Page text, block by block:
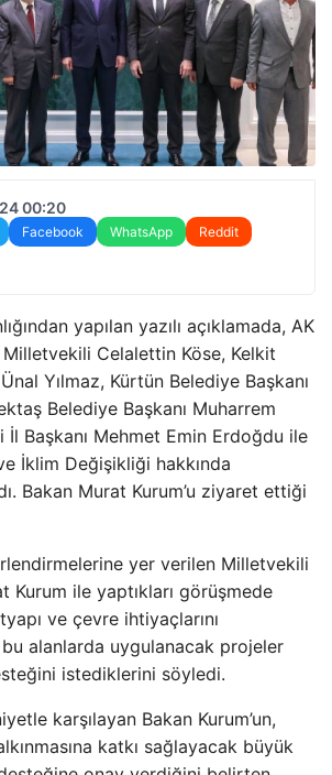
00:20
Facebook WhatsApp
Reddit
yapılan yazılı açıklamada, AK
Celalettin Köse, Kelkit
Yılmaz, Kürtün Belediye Başkanı
Belediye Başkanı Muharrem
Başkanı Mehmet Emin Erdoğdu ile
İklim Değişikliği hakkında
Bakan Murat Kurum’u ziyaret ettiği
yer verilen Milletvekili
Kurum ile yaptıkları görüşmede
ve çevre ihtiyaçlarını
bu alanlarda uygulanacak projeler
istediklerini söyledi.
karşılayan Bakan Kurum’un,
katkı sağlayacak büyük